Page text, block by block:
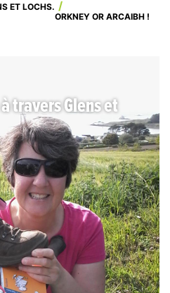
ET LOCHS.
ORKNEY OR ARCAIBH !
travers Glens et